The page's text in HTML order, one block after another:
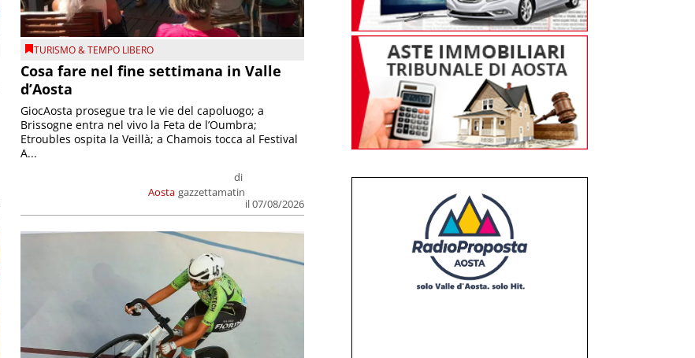
TURISMO & TEMPO LIBERO
Cosa fare nel fine settimana in Valle
d’Aosta
Aosta
di
gazzettamatin
il 07/08/2026
GiocAosta prosegue tra le vie del capoluogo; a
Brissogne entra nel vivo la Feta de l’Oumbra;
Etroubles ospita la Veillà; a Chamois tocca al Festival
A...